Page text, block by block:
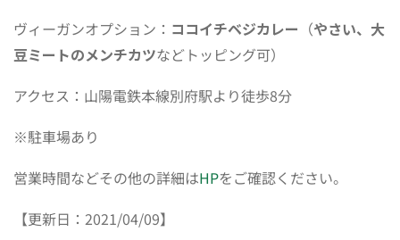
ヴィーガンオプション： ココイチベジカレー （やさい、大
豆ミートのメンチカツなどトッピング可）
アクセス：山陽電鉄本線別府駅より徒歩8分
※駐車場あり
営業時間などその他の詳細はHPをご確認ください。
【更新日：2021/04/09】